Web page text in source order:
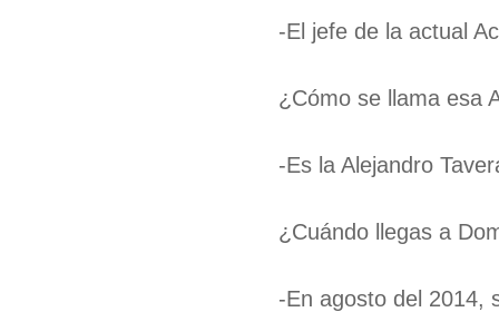
-El jefe de la actual
¿Cómo se llama esa
-Es la Alejandro
¿Cuándo llegas a
-En agosto del 2014,